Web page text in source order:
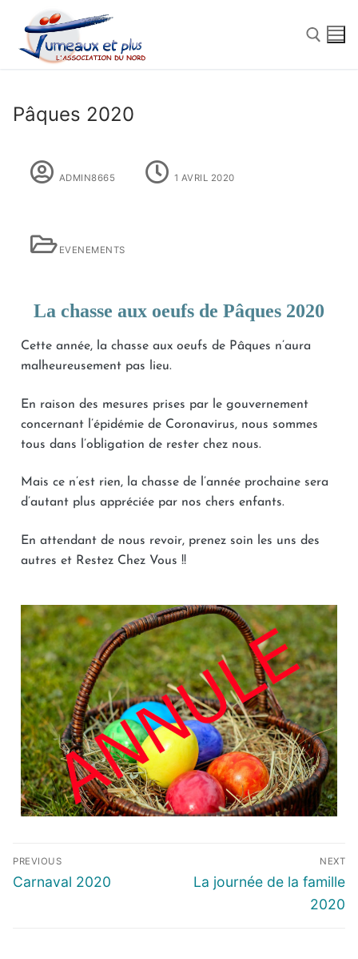
L’association du Nord
La Fédération Nationale
Nos partenaires
La mise à disposition
Nos services
Nos valeurs
Nos événements
S’engager
Rejoignez-nous
Contactez-nous
Faire un don
Connexion
Pâques 2020
ADMIN8665 1 AVRIL 2020
EVENEMENTS
La chasse aux oeufs de Pâques 2020
Cette année, la chasse aux oeufs de Pâques n’aura
malheureusement pas lieu.
En raison des mesures prises par le gouvernement
concernant l’épidémie de Coronavirus, nous sommes
tous dans l’obligation de rester chez nous.
Mais ce n’est rien, la chasse de l’année prochaine sera
d’autant plus appréciée par nos chers enfants.
En attendant de nous revoir, prenez soin les uns des
autres et Restez Chez Vous !!
PREVIOUS
Carnaval 2020
NEXT
La journée de la famille
2020